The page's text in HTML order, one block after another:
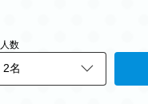
人数